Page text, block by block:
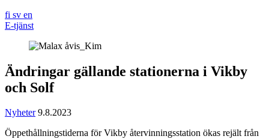
fi sv en
E-tjänst
Ändringar gällande stationerna i Vikby
och Solf
Nyheter 9.8.2023
Öppethållningstiderna för Vikby återvinningsstation ökas rejält från